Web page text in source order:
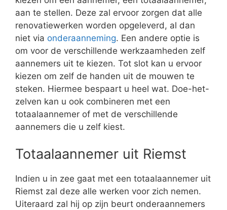
aan te stellen. Deze zal ervoor zorgen dat alle
renovatiewerken worden opgeleverd, al dan
niet via onderaanneming. Een andere optie is
om voor de verschillende werkzaamheden zelf
aannemers uit te kiezen. Tot slot kan u ervoor
kiezen om zelf de handen uit de mouwen te
steken. Hiermee bespaart u heel wat. Doe-het-
zelven kan u ook combineren met een
totaalaannemer of met de verschillende
aannemers die u zelf kiest.
Totaalaannemer uit Riemst
Indien u in zee gaat met een totaalaannemer uit
Riemst zal deze alle werken voor zich nemen.
Uiteraard zal hij op zijn beurt onderaannemers